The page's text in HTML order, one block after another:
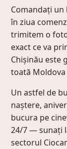
Comandați
în ziua
trimitem o
exact ce va
Chișinău este
toată
Un astfel de
naștere,
bucura pe
24/7 — sunați
sectorul